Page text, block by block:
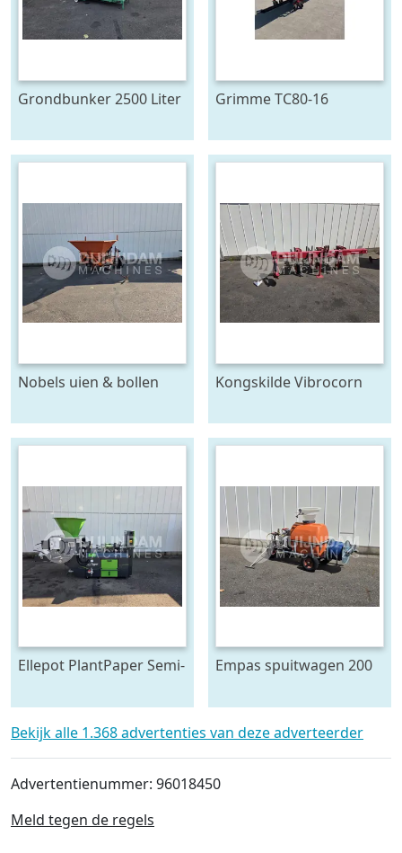
Grondbunker 2500 Liter
Grimme TC80-16
Nobels uien & bollen
voor 120 cm bedden
Kongskilde Vibrocorn
Ellepot PlantPaper Semi-
paperpotmachine 4-lijns
Empas spuitwagen 200
Bekijk alle 1.368 advertenties van deze adverteerder
Advertentienummer: 96018450
Meld tegen de regels